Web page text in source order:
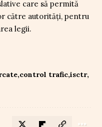
care să permită
către autorități, pentru
legii.
control trafic isctr